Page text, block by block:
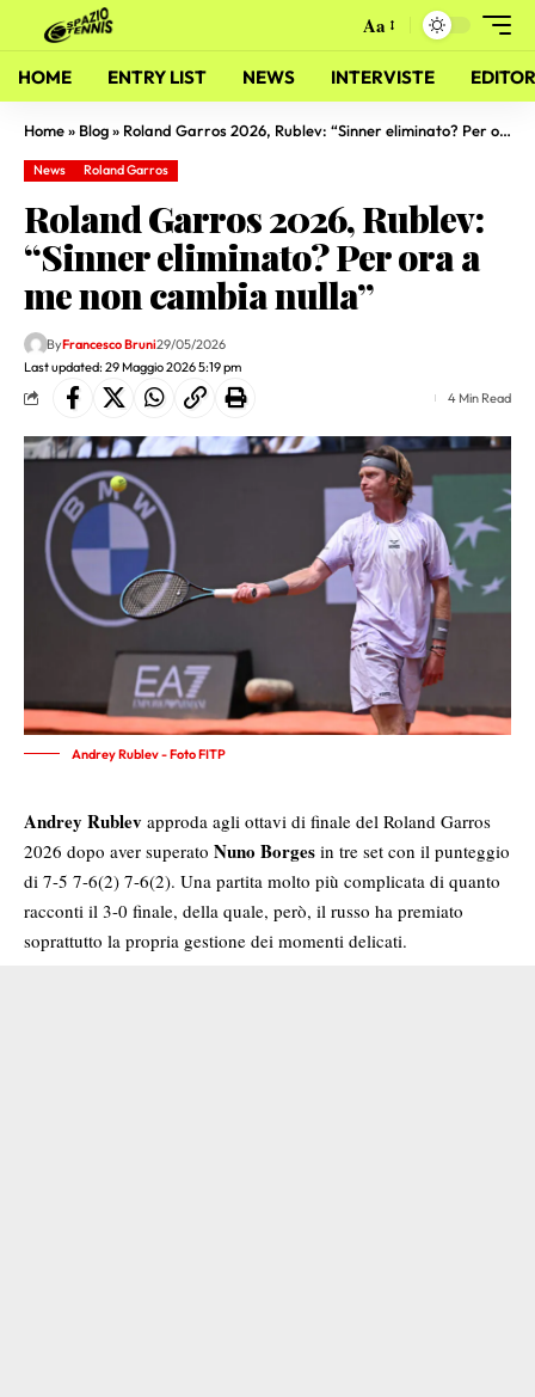
Aa
HOME ENTRY LIST NEWS INTERVISTE
Home» Blog» Roland Garros 2026, Rublev: “Sinner eliminato? Per ora a me non cambia nulla”
News Roland Garros
Roland Garros 2026, Rublev:
“Sinner eliminato? Per ora a
me non cambia nulla”
Last updated: 29 Maggio 2026 5:19 pm
ByFrancesco Bruni29/05/2026
4 Min Read
Andrey Rublev - Foto FITP
Andrey Rublev approda agli ottavi di finale del Roland Garros
2026 dopo aver superato Nuno Borges in tre set con il punteggio
di 7-5 7-6(2) 7-6(2). Una partita molto più complicata di quanto
racconti il 3-0 finale, della quale, però, il russo ha premiato
soprattutto la propria gestione dei momenti delicati.